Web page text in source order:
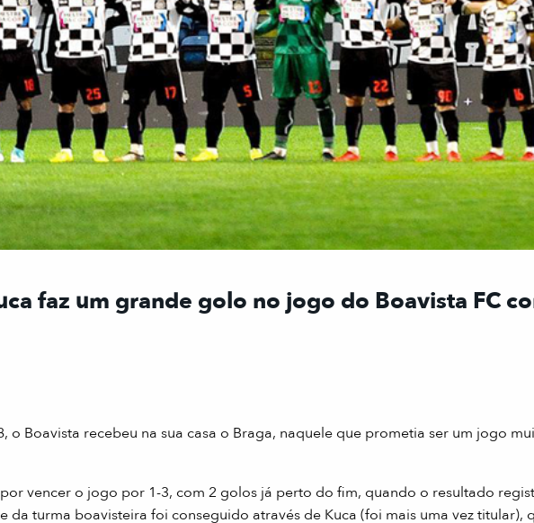
faz um grande golo no jogo do Boavista FC
o Boavista recebeu na sua casa o Braga, naquele que prometia ser um jogo
vencer o jogo por 1-3, com 2 golos já perto do fim, quando o resultado
da turma boavisteira foi conseguido através de Kuca (foi mais uma vez titular),